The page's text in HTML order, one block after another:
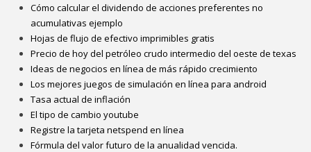
Cómo calcular el dividendo de acciones preferentes no
acumulativas ejemplo
Hojas de flujo de efectivo imprimibles gratis
Precio de hoy del petróleo crudo intermedio del oeste de texas
Ideas de negocios en línea de más rápido crecimiento
Los mejores juegos de simulación en línea para android
Tasa actual de inflación
El tipo de cambio youtube
Registre la tarjeta netspend en línea
Fórmula del valor futuro de la anualidad vencida.